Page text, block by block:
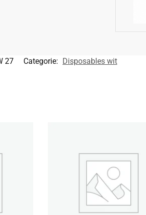
27 Categorie: Disposables wit